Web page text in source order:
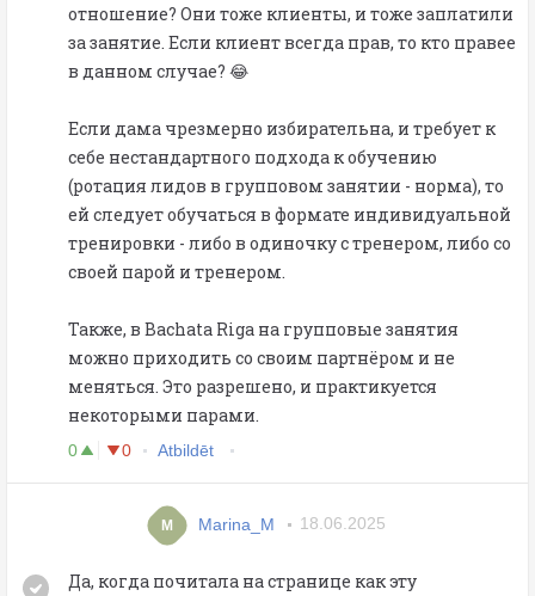
отношение? Они тоже клиенты, и тоже заплатили
за занятие. Если клиент всегда прав, то кто правее
в данном случае? 😂
Если дама чрезмерно избирательна, и требует к
себе нестандартного подхода к обучению
(ротация лидов в групповом занятии - норма), то
ей следует обучаться в формате индивидуальной
тренировки - либо в одиночку с тренером, либо со
своей парой и тренером.
Также, в Bachata Riga на групповые занятия
можно приходить со своим партнёром и не
меняться. Это разрешено, и практикуется
некоторыми парами.
0 0 Atbildēt
M Marina_M 18.06.2025
Да, когда почитала на странице как эту